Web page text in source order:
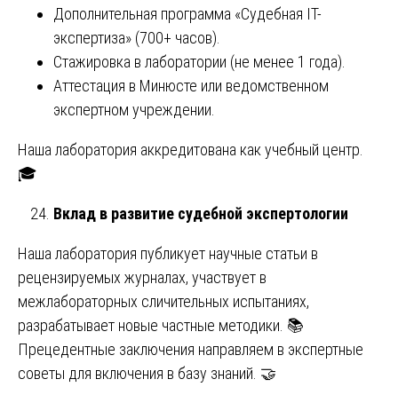
Дополнительная программа «Судебная IT-
экспертиза» (700+ часов).
Стажировка в лаборатории (не менее 1 года).
Аттестация в Минюсте или ведомственном
экспертном учреждении.
Наша лаборатория аккредитована как учебный центр.
🎓
Вклад в развитие судебной экспертологии
Наша лаборатория публикует научные статьи в
рецензируемых журналах, участвует в
межлабораторных сличительных испытаниях,
разрабатывает новые частные методики. 📚
Прецедентные заключения направляем в экспертные
советы для включения в базу знаний. 🤝